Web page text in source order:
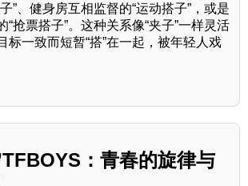
”、健身房互相监督的“运动搭子”，或是
“抢票搭子”。这种关系像“夹子”一样灵活
标一致而短暂“搭”在一起，被年轻人戏
：青春的旋律与